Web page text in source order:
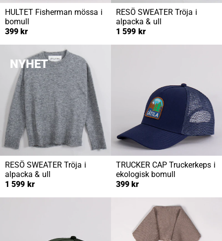
HULTET Fisherman mössa i
bomull
399 kr
RESÖ SWEATER Tröja i
alpacka & ull
1 599 kr
NYHET
RESÖ SWEATER Tröja i
alpacka & ull
1 599 kr
TRUCKER CAP Truckerkeps i
ekologisk bomull
399 kr